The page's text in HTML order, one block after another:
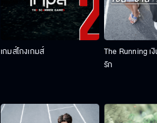
เกมส์โกงเกมส์
The Running เ
รัก